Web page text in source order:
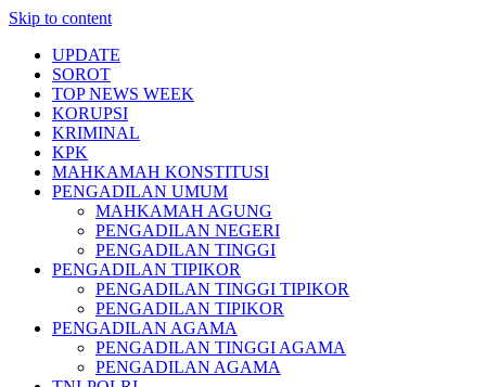
Skip to content
UPDATE
SOROT
TOP NEWS WEEK
KORUPSI
KRIMINAL
KPK
MAHKAMAH KONSTITUSI
PENGADILAN UMUM
MAHKAMAH AGUNG
PENGADILAN NEGERI
PENGADILAN TINGGI
PENGADILAN TIPIKOR
PENGADILAN TINGGI TIPIKOR
PENGADILAN TIPIKOR
PENGADILAN AGAMA
PENGADILAN TINGGI AGAMA
PENGADILAN AGAMA